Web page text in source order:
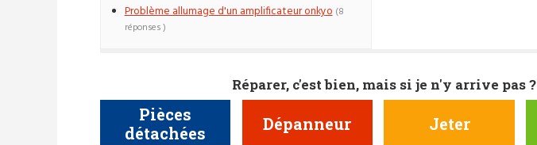
Problème allumage d'un amplificateur onkyo (8
réponses )
Réparer, c'est bien, mais si je n'y arrive pas ?
Pièces
détachées
Dépanneur Jeter